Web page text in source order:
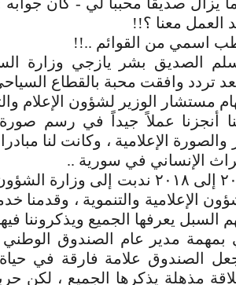
العمل معنا ؟!!
اسمي من القوائم ..!!
الصديق بشر يازجي وزارة
تردد وافقت محبة بالقطاع
مستشار الوزير لشؤون الإعلام
أنجزنا عملاً جيداً في رسم صورة
والصورة الإعلامية ، وكانت لنا
الإنساني في سورية ..
ما بين ٢٠١٦ إلى ٢٠١٨ ندبت
الإعلامية والتنموية ، وقدمنا
يعرفها الجميع ويذكروننا
بمهمة مدير عام الصندوق الوطني
الصندوق علامة فارقة في
مذهلة يذكرها الجميع ، لكن